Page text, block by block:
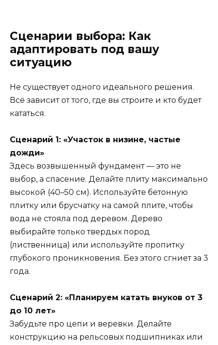
Сценарии выбора: Как
адаптировать под вашу
ситуацию
Не существует одного идеального решения.
Всё зависит от того, где вы строите и кто будет
кататься.
Сценарий 1: «Участок в низине, частые
дожди»
Здесь возвышенный фундамент — это не
выбор, а спасение. Делайте плиту максимально
высокой (40–50 см). Используйте бетонную
плитку или брусчатку на самой плите, чтобы
вода не стояла под деревом. Дерево
выбирайте только твердых пород
(лиственница) или используйте пропитку
глубокого проникновения. Без этого сгниет за 3
года.
Сценарий 2: «Планируем катать внуков от 3
до 10 лет»
Забудьте про цепи и веревки. Делайте
конструкцию на рельсовых подшипниках или